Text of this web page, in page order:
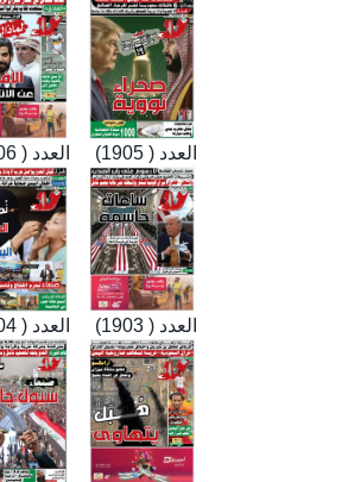
العدد ( 1906) العدد ( 1905)
العدد ( 1904) العدد ( 1903)